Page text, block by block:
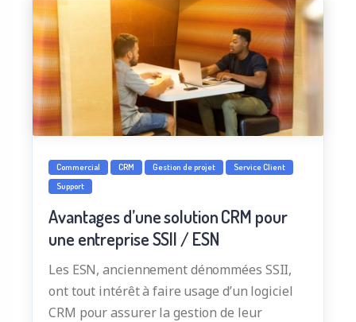
Commercial CRM Gestion de projet
Service Client
Support
Avantages d’une solution CRM pour
une entreprise SSII / ESN
Les ESN, anciennement dénommées SSII,
ont tout intérêt à faire usage d’un logiciel
CRM pour assurer la gestion de leur